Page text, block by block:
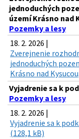
jednoduchých
území Krásno nad
Pozemky a lesy
18. 2. 2026 |
Zverejnenie
jednoduchých
Krásno nad
Vyjadrenie sa k
Pozemky a lesy
18. 2. 2026 |
Vyjadrenie sa k
(128,1 kB)